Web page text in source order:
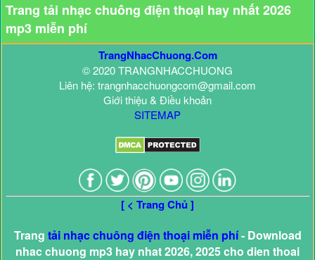
Trang tải nhạc chuông điện thoại hay nhất 2026
mp3 miễn phí
TrangNhacChuong.Com
© 2020 TRANGNHACCHUONG
Liên hệ: trangnhacchuongcom@gmail.com
Giới thiệu & Điều khoản
SITEMAP
[ < Trang Chủ ]
Trang tải nhạc chuông điện thoại miễn phí- Download
nhac chuong mp3 hay nhat 2026, 2025 cho dien thoai